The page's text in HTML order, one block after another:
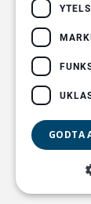
GODTA